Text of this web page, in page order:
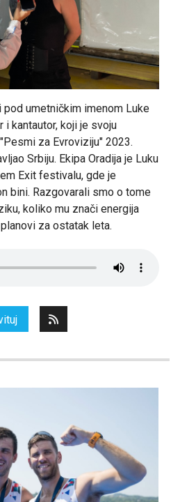
pod umetničkim imenom Luke
i kantautor, koji je svoju
za Evroviziju" 2023.
Srbiju. Ekipa Oradija je Luku
Exit festivalu, gde je
bini. Razgovarali smo o tome
koliko mu znači energija
za ostatak leta.